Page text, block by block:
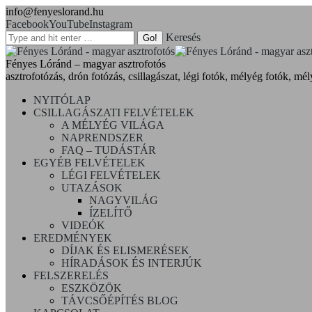
info@fenyeslorand.hu
FacebookYouTubeInstagram
Keresés
Fényes Lóránd – magyar asztrofotós
asztrofotózás, drón fotózás, csillagászat, légi fotók, mélyég fotók,
NYITÓLAP
CSILLAGÁSZATI FELVÉTELEK
A MÉLYÉG VILÁGA
NAPRENDSZER
FAQ – TUDÁSTÁR
EGYÉB FELVÉTELEK
LÉGI FELVÉTELEK
UTAZÁSOK
NAGYVILÁG
ÍZELÍTŐ
VIDEÓK
EREDMÉNYEK
DÍJAK ÉS ELISMERÉSEK
HÍRADÁSOK ÉS INTERJÚK
FELSZERELÉS
ESZKÖZÖK
TÁVCSŐÉPÍTÉS BLOG